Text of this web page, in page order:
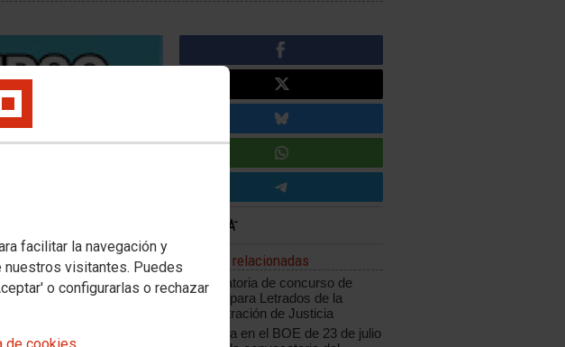
facilitar la navegación y
visitantes. Puedes
o configurarlas o rechazar
y Ciencias Forenses
de la Conselleria de
la provisión de puesto de
Noticias relacionadas
Convocatoria de concurso de
traslado para Letrados de la
Administración de Justicia
Publicada en el BOE de 23 de julio